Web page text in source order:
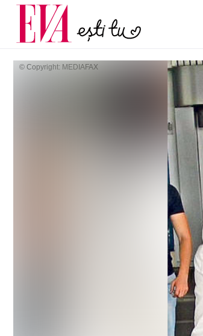
© Copyright: MEDIAFAX
Carieră
Actualitate